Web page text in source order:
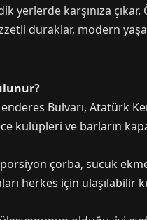
yerlerde karşınıza çıkar.
duraklar, modern
Bulvarı, Atatürk
kulüpleri ve barların
çorba, sucuk
herkes için ulaşılabilir